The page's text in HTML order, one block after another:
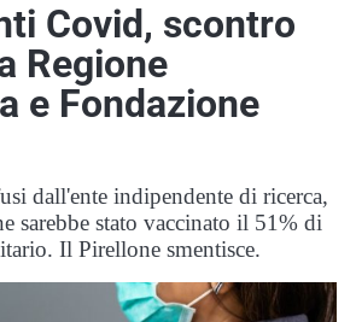
Covid, scontro
Regione
e Fondazione
dall'ente indipendente di ricerca,
sarebbe stato vaccinato il 51% di
Il Pirellone smentisce.